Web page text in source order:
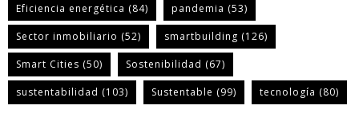
Eficiencia energética (84) pandemia (53)
Sector inmobiliario (52) smartbuilding (126)
Smart Cities (50) Sostenibilidad (67)
sustentabilidad (103) Sustentable (99) tecnología (80)